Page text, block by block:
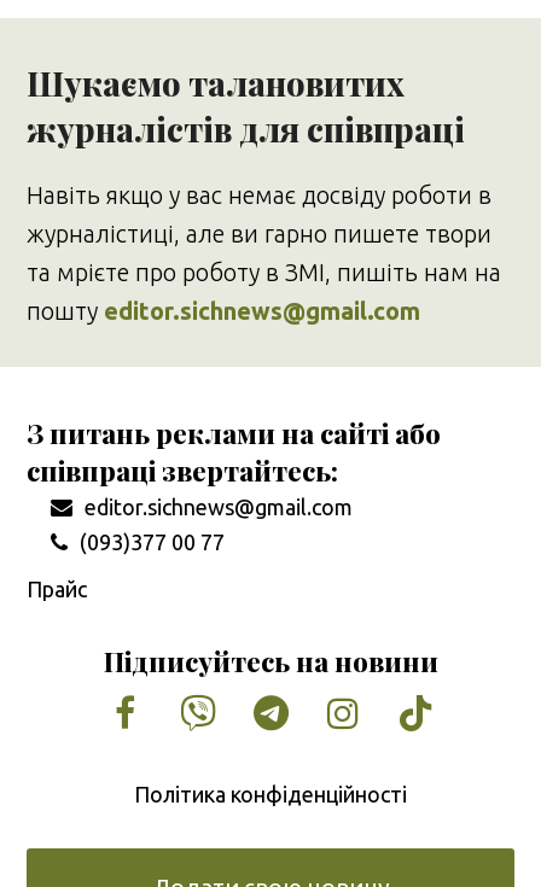
Шукаємо талановитих
журналістів для співпраці
Навіть якщо у вас немає досвіду роботи в
журналістиці, але ви гарно пишете твори
та мрієте про роботу в ЗМІ, пишіть нам на
пошту editor.sichnews@gmail.com
З питань реклами на сайті або
співпраці звертайтесь:
editor.sichnews@gmail.com
(093)377 00 77
Прайс
Підписуйтесь на новини
Facebook
VimeoTumblrInstagram
Tiktok
Політика конфіденційності